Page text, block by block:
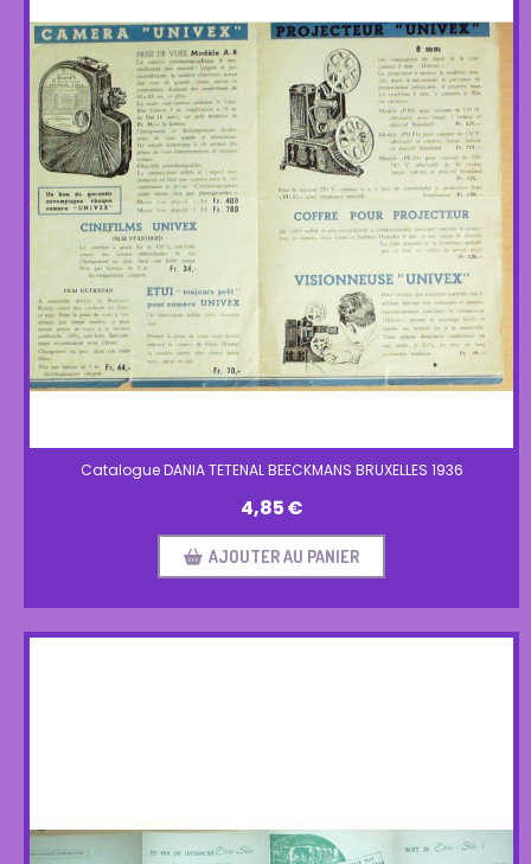
Catalogue DANIA TETENAL BEECKMANS BRUXELLES 1936
4,85€
AJOUTER AU PANIER